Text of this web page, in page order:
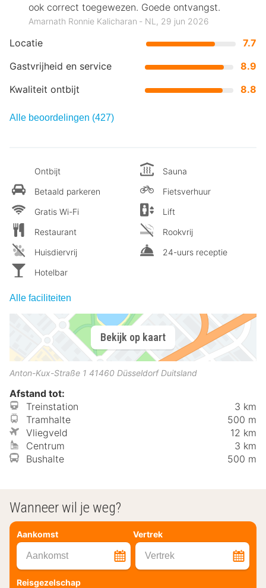
Locatie
7.7
Gastvrijheid en service
8.9
Kwaliteit ontbijt
8.8
ook correct toegewezen. Goede ontvangst.
Amarnath Ronnie Kalicharan ‐ NL, 29 jun 2026
Alle beoordelingen (427)
Ontbijt
Betaald parkeren
Gratis Wi-Fi
Restaurant
Huisdiervrij
Hotelbar
Sauna
Fietsverhuur
Lift
Rookvrij
24-uurs receptie
Alle faciliteiten
Bekijk op kaart
Anton-Kux-Straße 1 41460 Düsseldorf Duitsland
Afstand tot:
Treinstation
3 km
Tramhalte
500 m
Vliegveld
12 km
Centrum
3 km
Bushalte
500 m
Wanneer wil je weg?
Aankomst Vertrek
Aankomst Vertrek
Reisgezelschap